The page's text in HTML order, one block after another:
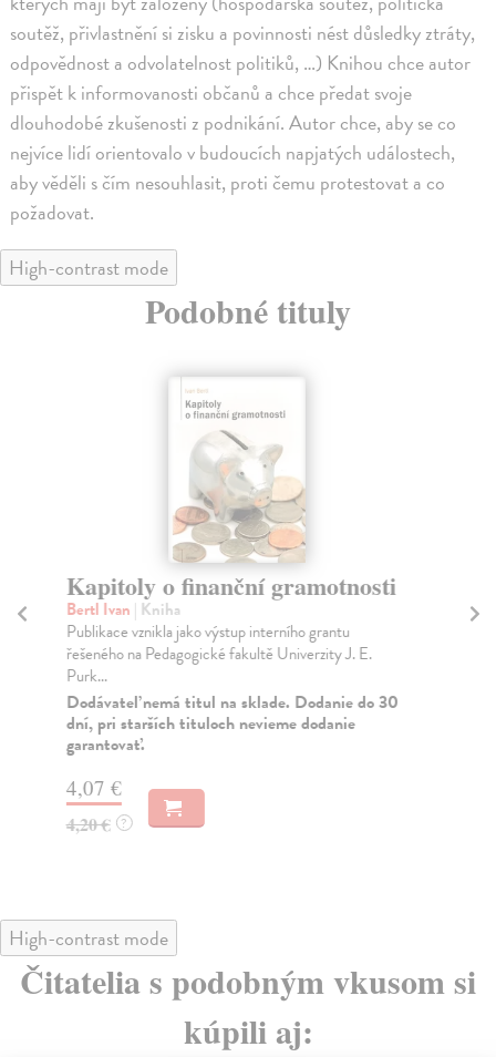
soutěž, přivlastnění si zisku a povinnosti nést důsledky ztráty,
odpovědnost a odvolatelnost politiků, …) Knihou chce autor
přispět k informovanosti občanů a chce předat svoje
dlouhodobé zkušenosti z podnikání. Autor chce, aby se co
nejvíce lidí orientovalo v budoucích napjatých událostech,
aby věděli s čím nesouhlasit, proti čemu protestovat a co
požadovat.
High-contrast mode
Podobné tituly
Kapitoly o finanční gramotnosti
Bertl Ivan | Kniha
Publikace vznikla jako výstup interního grantu
řešeného na Pedagogické fakultě Univerzity J. E.
Purk...
Dodávateľ nemá titul na sklade. Dodanie do 30
dní, pri starších tituloch nevieme dodanie
garantovať.
4,07 €
4,20 € ?
High-contrast mode
Čitatelia s podobným vkusom si
kúpili aj: